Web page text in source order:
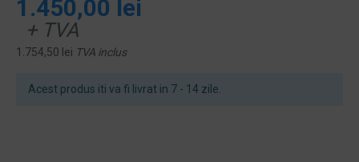
Acest produs iti va fi livrat in 7 - 14 zile.
1.450,00 lei
+ TVA
1.754,50 lei TVA inclus